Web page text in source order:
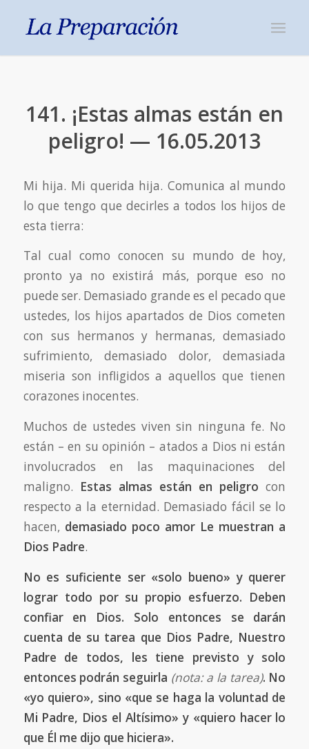
141. ¡Estas almas están en
peligro! — 16.05.2013
Mi hija. Mi querida hija. Comunica al mundo
lo que tengo que decirles a todos los hijos de
esta tierra:
Tal cual como conocen su mundo de hoy,
pronto ya no existirá más, porque eso no
puede ser. Demasiado grande es el pecado que
ustedes, los hijos apartados de Dios cometen
con sus hermanos y hermanas, demasiado
sufrimiento, demasiado dolor, demasiada
miseria son infligidos a aquellos que tienen
corazones inocentes.
Muchos de ustedes viven sin ninguna fe. No
están – en su opinión – atados a Dios ni están
involucrados en las maquinaciones del
maligno. Estas almas están en peligro con
respecto a la eternidad. Demasiado fácil se lo
hacen, demasiado poco amor Le muestran a
Dios Padre.
No es suficiente ser «solo bueno» y querer
lograr todo por su propio esfuerzo. Deben
confiar en Dios. Solo entonces se darán
cuenta de su tarea que Dios Padre, Nuestro
Padre de todos, les tiene previsto y solo
entonces podrán seguirla (nota: a la tarea). No
«yo quiero», sino «que se haga la voluntad de
Mi Padre, Dios el Altísimo» y «quiero hacer lo
que Él me dijo que hiciera».